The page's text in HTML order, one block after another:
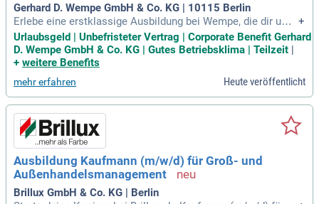
Gerhard D. Wempe GmbH & Co. KG | 10115 Berlin
Erlebe eine erstklassige Ausbildung bei Wempe, die dir umf
assende Kenntnisse in der Schmuck- und Uhrenbranche ver
mittelt. Im ersten Jahr lernst du die Wempe-Kultur, digitales
Arbeiten und die grundlegenden Systeme kennen. Das zweit
entplanung, während du spannende Einblicke in unsere Mark
en gewinnst. Im dritten Jahr vertiefst du dein Wissen über U
hren im hohen Preissegment und übernimmst Verantwortun
gen im Reklamationsmanagement. Genieße attraktive Bene
fits, wie ein gestaffeltes Gehalt, einen unbefristeten Arbeitsv
ertrag und individuelle Betreuung. Werde Teil unserer herzlic
hen Unternehmenskultur und starte deine Karriere bei Wemp
e!
+
Urlaubsgeld | Unbefristeter Vertrag | Corporate Benefit Gerhard
D. Wempe GmbH & Co. KG | Gutes Betriebsklima | Teilzeit |
+ weitere Benefits
mehr erfahren Heute veröffentlicht
Ausbildung Kaufmann (m/w/d) für Groß- und
Außenhandelsmanagement
Brillux GmbH & Co. KG | Berlin